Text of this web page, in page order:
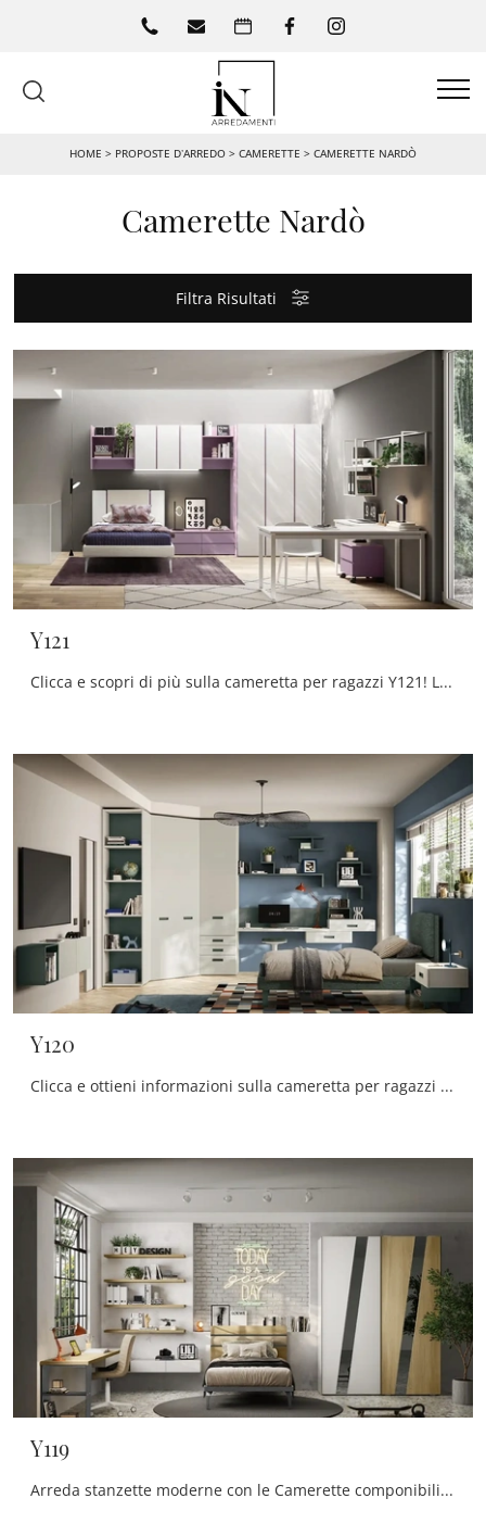
HOME > PROPOSTE D’ARREDO > CAMERETTE > CAMERETTE NARDÒ
Camerette Nardò
Filtra Risultati
Y121
Clicca e scopri di più sulla cameretta per ragazzi Y121! Le Camerette a ponte Moretti Compact Camerette ti aspettano.
Y120
Clicca e ottieni informazioni sulla cameretta per ragazzi Y120! Le Camerette componibili Moretti Compact Camerette ti attendono.
Y119
Arreda stanzette moderne con le Camerette componibili Moretti Compact Camerette! Il modello Y119 in melaminico è per ragazzi.